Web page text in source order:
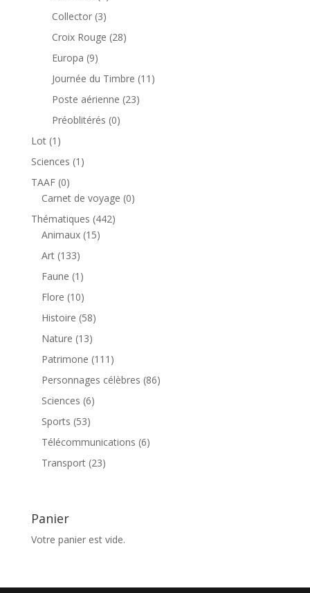
produit
Collector 33
produits
Croix Rouge 2828
Europa 99
produits
Journée du Timbre 11 11
Poste aérienne 2323
Préoblitérés 00
Lot 1 1
produit
Sciences 1 1
TAAF 00
produit
Carnet de voyage 00
Thématiques 442442
Animaux 1515
Art 133133
produits
Faune 1 1
produit
Flore 1010
produits
Histoire 5858
Nature 1313
produits
Patrimone 111 111
produits
Personnages célèbres 8686
Sciences 66
Sports 5353
produits
Télécommunications 66
Transport 2323
Panier
Votre panier est vide.